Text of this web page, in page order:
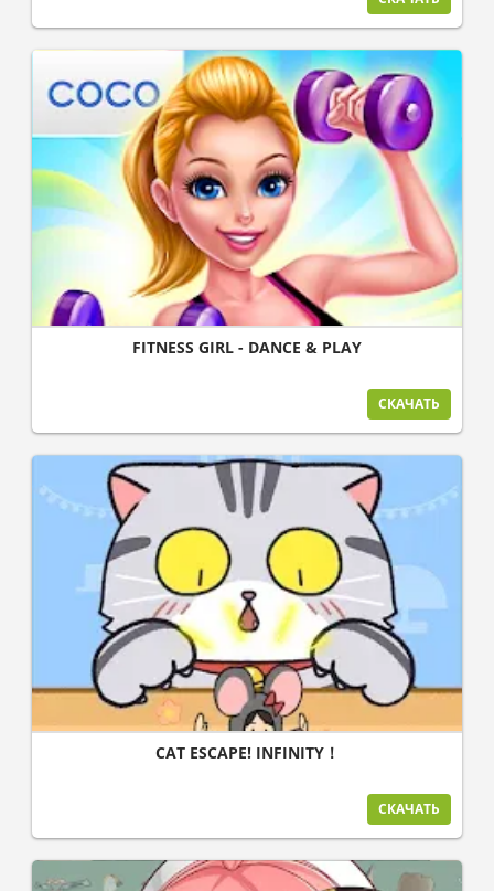
FITNESS GIRL - DANCE & PLAY
СКАЧАТЬ
CAT ESCAPE! INFINITY！
СКАЧАТЬ